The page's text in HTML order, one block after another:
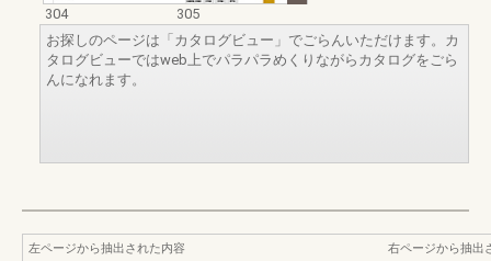
304
305
お探しのページは「カタログビュー」でごらんいただけます。カ
タログビューではweb上でパラパラめくりながらカタログをごら
んになれます。
左ページから抽出された内容
右ページから抽出